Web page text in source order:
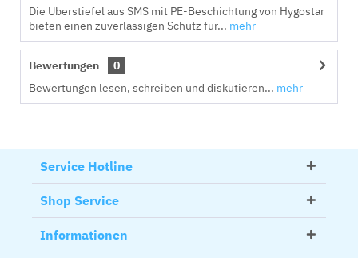
Die Überstiefel aus SMS mit PE-Beschichtung von Hygostar
bieten einen zuverlässigen Schutz für... mehr
Bewertungen
0
Bewertungen lesen, schreiben und diskutieren... mehr
Service Hotline
Shop Service
Informationen